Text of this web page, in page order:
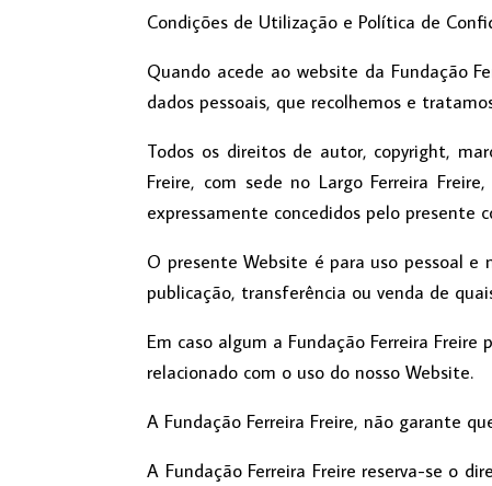
Condições de Utilização e Política de
Quando acede ao website da Fundação
dados pessoais, que recolhemos e
Todos os direitos de autor, copyright,
Freire, com sede no Largo Ferreira
expressamente concedidos pelo presente
O presente Website é para uso pessoal e
publicação, transferência ou venda de
Em caso algum a Fundação Ferreira
relacionado com o uso do nosso Website.
A Fundação Ferreira Freire, não garante
A Fundação Ferreira Freire reserva-se o